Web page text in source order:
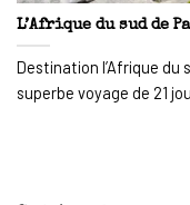
L’Afrique du sud de
Destination l’Afrique du
superbe voyage de 21